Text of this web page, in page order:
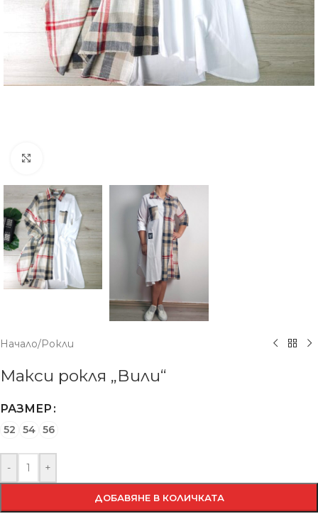
Начало/Рокли
Макси рокля „Вили“
РАЗМЕР
52 54 56
- +
ДОБАВЯНЕ В КОЛИЧКАТА